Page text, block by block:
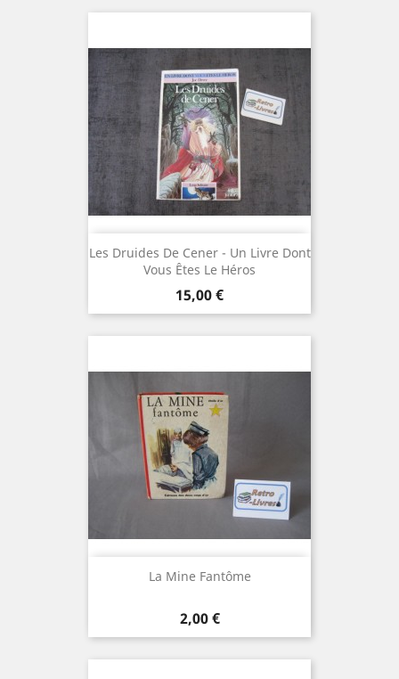
Les Druides De Cener - Un Livre Dont
Vous Êtes Le Héros
Prix
15,00 €
La Mine Fantôme
Prix
2,00 €